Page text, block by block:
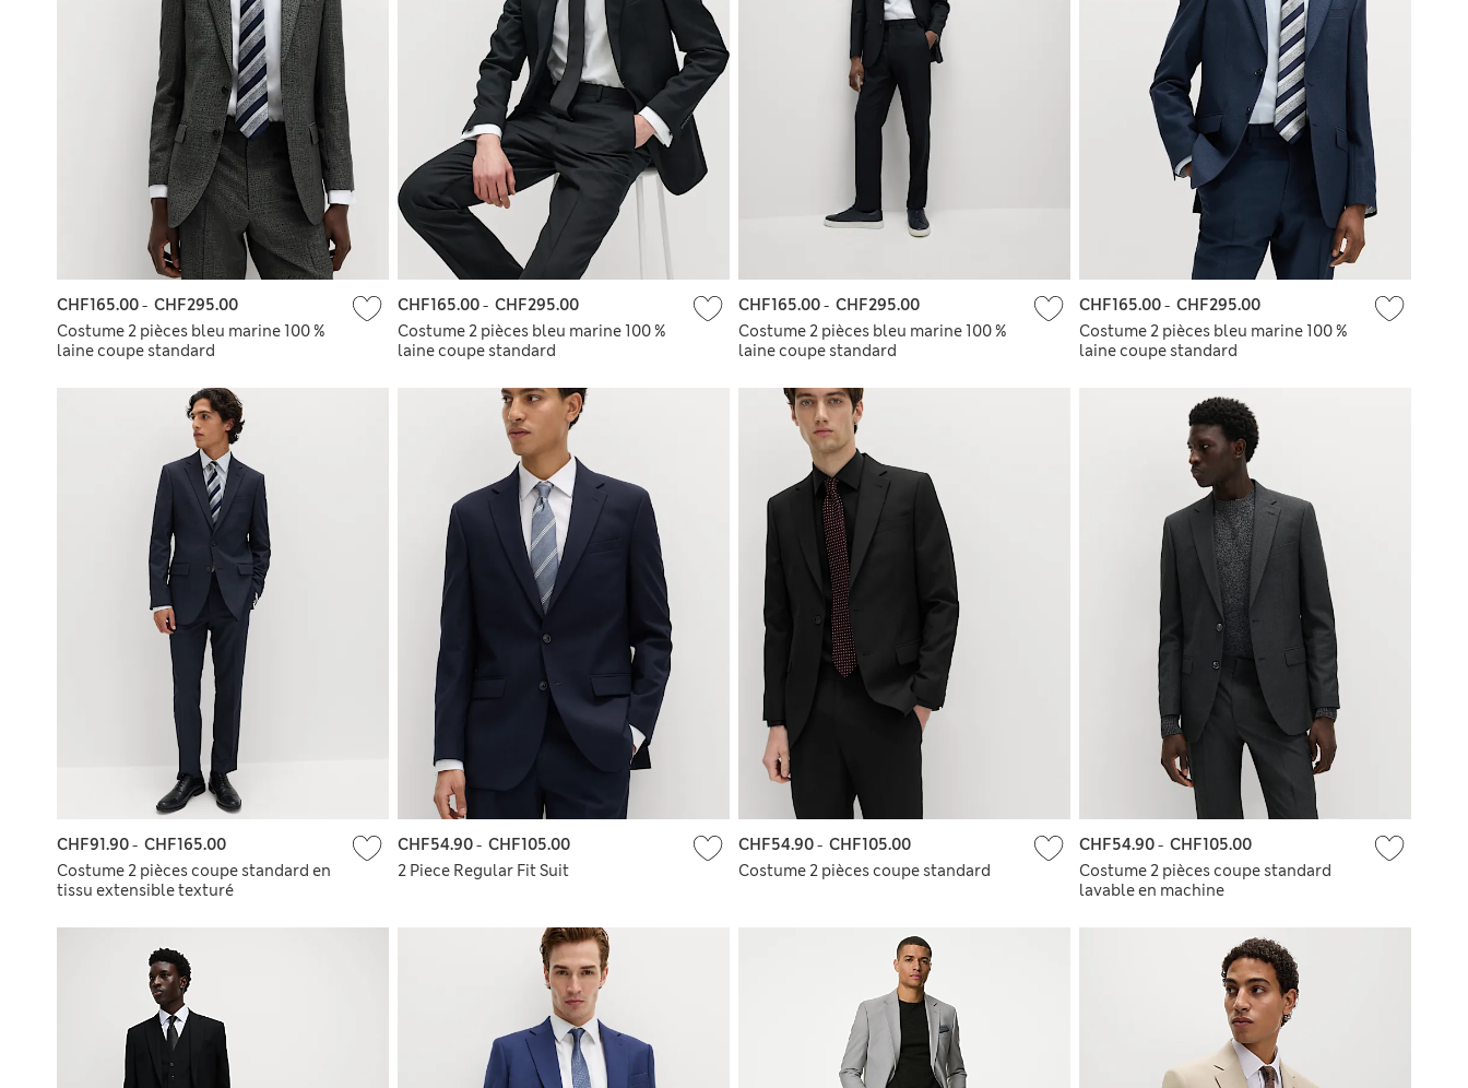
Costume 2 pièces bleu marine 100 %
laine coupe standard
CHF165.00- CHF295.00
Costume 2 pièces bleu marine 100 %
laine coupe standard
CHF165.00- CHF295.00
Costume 2 pièces bleu marine 100 %
laine coupe standard
CHF165.00- CHF295.00
Costume 2 pièces bleu marine 100 %
laine coupe standard
CHF165.00- CHF295.00
Costume 2 pièces coupe standard en
tissu extensible texturé
CHF91.90- CHF165.00
2 Piece Regular Fit Suit
CHF54.90- CHF105.00
Costume 2 pièces coupe standard
CHF54.90- CHF105.00
Costume 2 pièces coupe standard
lavable en machine
CHF54.90- CHF105.00